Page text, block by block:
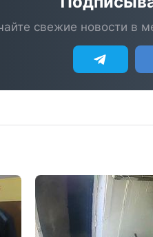
свежие новости в